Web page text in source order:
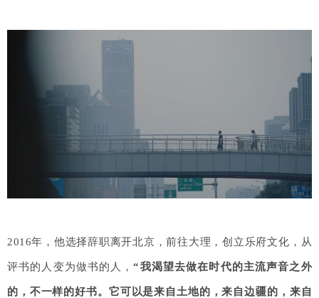
2016年，他选择辞职离开北京，前往大理，创立乐府文化，从
评书的人变为做书的人，“我渴望去做在时代的主流声音之外
的，不一样的好书。它可以是来自土地的，来自边疆的，来自